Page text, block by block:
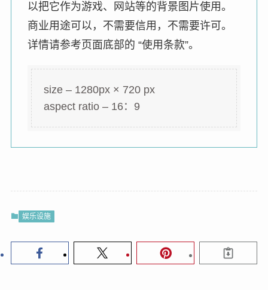
以把它作为游戏、网站等的背景图片使用。
商业用途可以，不需要信用，不需要许可。
详情请参考页面底部的 “使用条款”。
size – 1280px × 720 px
aspect ratio – 16：9
娱乐设施